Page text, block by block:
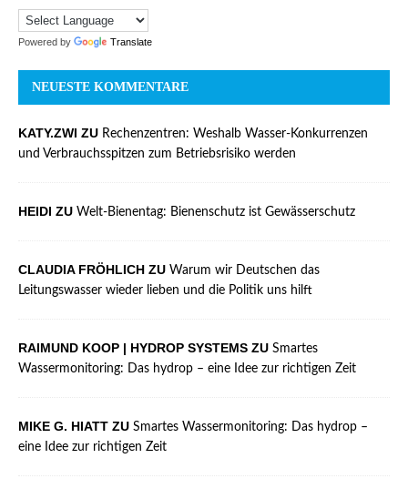
Powered by Translate
NEUESTE KOMMENTARE
KATY.ZWI ZU Rechenzentren: Weshalb Wasser-Konkurrenzen
und Verbrauchsspitzen zum Betriebsrisiko werden
HEIDI ZU Welt-Bienentag: Bienenschutz ist Gewässerschutz
CLAUDIA FRÖHLICH ZU Warum wir Deutschen das
Leitungswasser wieder lieben und die Politik uns hilft
RAIMUND KOOP | HYDROP SYSTEMS ZU Smartes
Wassermonitoring: Das hydrop – eine Idee zur richtigen Zeit
MIKE G. HIATT ZU Smartes Wassermonitoring: Das hydrop –
eine Idee zur richtigen Zeit